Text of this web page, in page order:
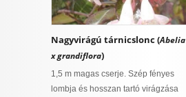
Data Deletion Data Access
Nagyvirágú tárnicslonc (Abelia
x grandiflora)
1,5 m magas cserje. Szép fényes
lombja és hosszan tartó virágzása